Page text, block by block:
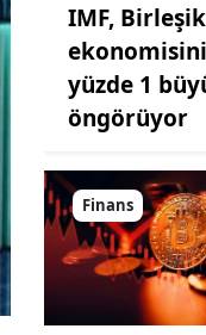
IMF,
yüzde 1
öngörüyor
Finans